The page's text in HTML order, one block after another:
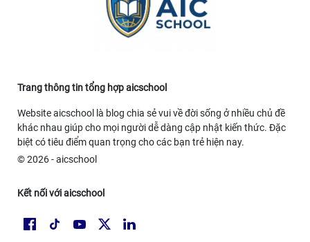
Trang thông tin tổng hợp aicschool
Website aicschool là blog chia sẻ vui về đời sống ở nhiều chủ đề
khác nhau giúp cho mọi người dễ dàng cập nhật kiến thức. Đặc
biệt có tiêu điểm quan trọng cho các bạn trẻ hiện nay.
© 2026 - aicschool
Kết nối với aicschool